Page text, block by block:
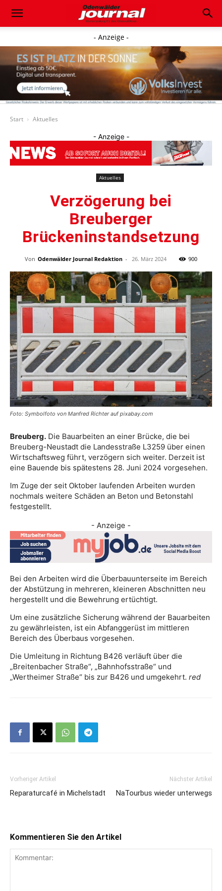
- Anzeige -
Start Aktuelles
- Anzeige -
Aktuelles
Verzögerung bei
Breuberger
Brückeninstandsetzung
Von Odenwälder Journal Redaktion - 26. März 2024 900
Foto: Symbolfoto von Manfred Richter auf pixabay.com
Breuberg. Die Bauarbeiten an einer Brücke, die bei
Breuberg-Neustadt die Landesstraße L3259 über einen
Wirtschaftsweg führt, verzögern sich weiter. Derzeit ist
eine Bauende bis spätestens 28. Juni 2024 vorgesehen.
Im Zuge der seit Oktober laufenden Arbeiten wurden
nochmals weitere Schäden an Beton und Betonstahl
festgestellt.
- Anzeige -
Bei den Arbeiten wird die Überbauunterseite im Bereich
der Abstützung in mehreren, kleineren Abschnitten neu
hergestellt und die Bewehrung ertüchtigt.
Um eine zusätzliche Sicherung während der Bauarbeiten
zu gewährleisten, ist ein Abfanggerüst im mittleren
Bereich des Überbaus vorgesehen.
Die Umleitung in Richtung B426 verläuft über die
„Breitenbacher Straße“, „Bahnhofsstraße“ und
„Wertheimer Straße“ bis zur B426 und umgekehrt. red
Vorheriger Artikel
Reparaturcafé in Michelstadt
Nächster Artikel
NaTourbus wieder unterwegs
Kommentieren Sie den Artikel